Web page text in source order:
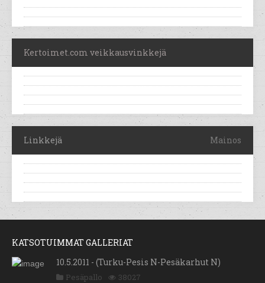
Kertoimet.com veikkausvinkkejä
Linkkejä Mainos
KATSOTUIMMAT GALLERIAT
10.5.2011 - (Turku-Pesis N-Pesäkarhut N)
Pesäpallo 38027